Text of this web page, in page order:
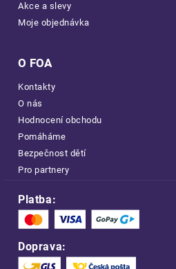
Akce a slevy
Moje objednávka
O FOA
Kontakty
O nás
Hodnocení obchodu
Pomáháme
Bezpečnost dětí
Pro partnery
Platba:
Doprava: